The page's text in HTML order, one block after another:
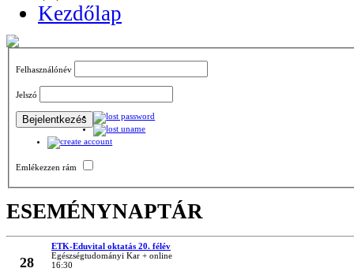
Kezdőlap
Felhasználónév
Jelszó
Emlékezzen rám
ESEMÉNYNAPTÁR
28
ETK-Eduvital oktatás 20. félév
Egészségtudományi Kar + online
16:30